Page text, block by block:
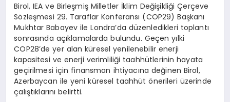
Birol, IEA ve Birleşmiş Milletler İklim Değişikliği Çerçeve
Sözleşmesi 29. Taraflar Konferansı (COP29) Başkanı
Mukhtar Babayev ile Londra’da düzenledikleri toplantı
sonrasında açıklamalarda bulundu. Geçen yılki
COP28’de yer alan küresel yenilenebilir enerji
kapasitesi ve enerji verimliliği taahhütlerinin hayata
geçirilmesi için finansman ihtiyacına değinen Birol,
Azerbaycan ile yeni küresel taahhüt önerileri üzerinde
çalıştıklarını belirtti.